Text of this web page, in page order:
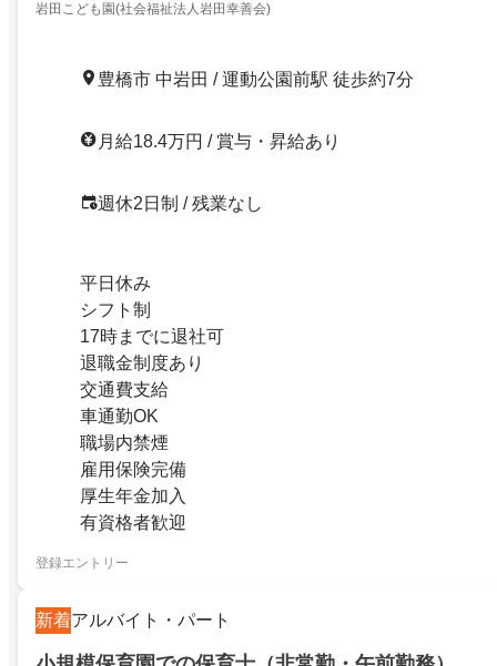
岩田こども園(社会福祉法人岩田幸善会)
豊橋市 中岩田 / 運動公園前駅 徒歩約7分
月給18.4万円 / 賞与・昇給あり
週休2日制 / 残業なし
平日休み
シフト制
17時までに退社可
退職金制度あり
交通費支給
車通勤OK
職場内禁煙
雇用保険完備
厚生年金加入
有資格者歓迎
登録エントリー
新着アルバイト・パート